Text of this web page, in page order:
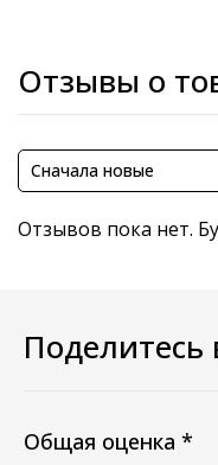
Отзывы о
Сначала новые
Отзывов пока нет.
Общая оценка *